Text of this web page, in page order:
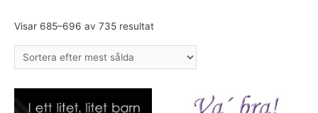
Visar 685–696 av 735 resultat